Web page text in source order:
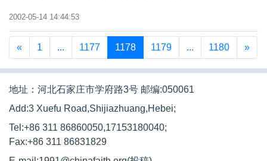
2002-05-14 14:44:53
« 1 ... 1177 1178 1179 ... 1180 »
地址：河北石家庄市学府路3号 邮编:050061
Add:3 Xuefu Road,Shijiazhuang,Hebei;
Tel:+86 311 86860050,17153180040;
Fax:+86 311 86831829